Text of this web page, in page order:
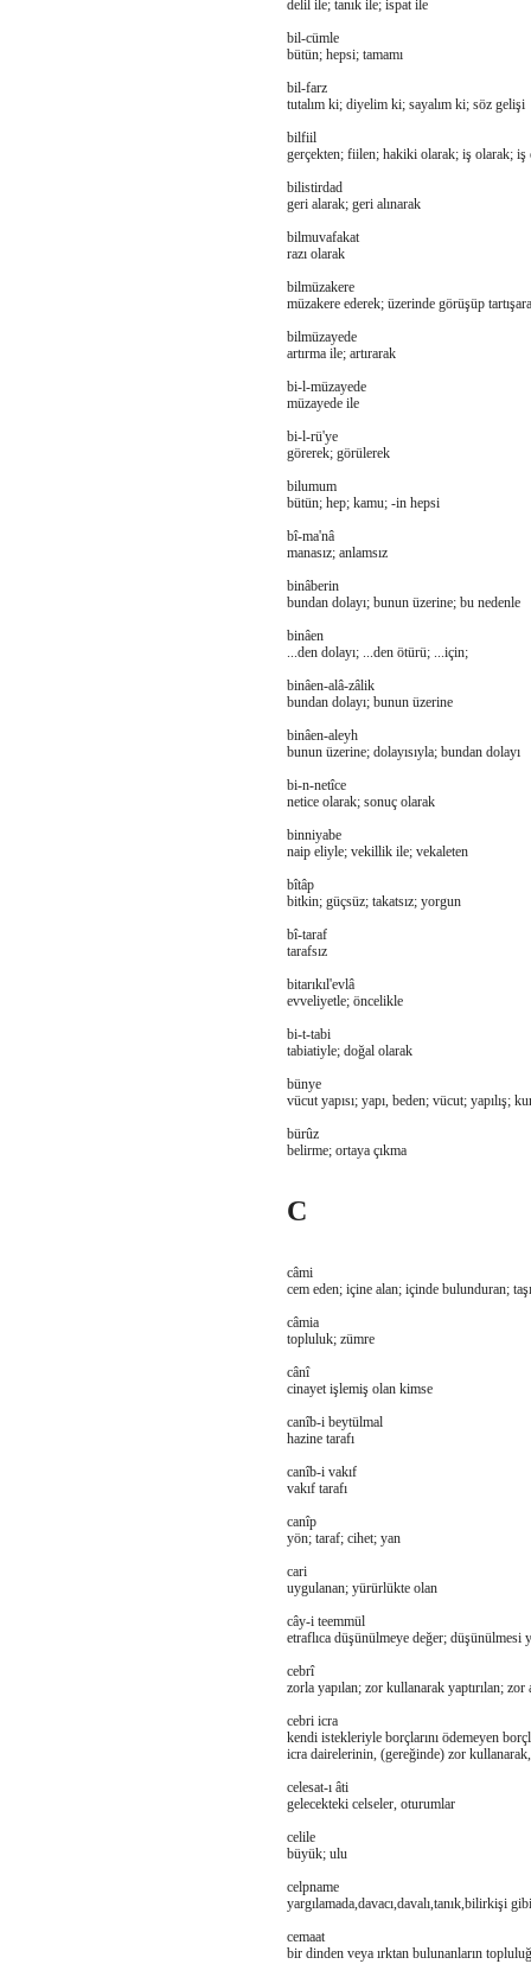
delil ile; tanık ile; ispat ile
bil-cümle
bütün; hepsi; tamamı
bil-farz
tutalım ki; diyelim ki; sayalım ki; söz gelişi
bilfiil
gerçekten; fiilen; hakiki olarak; iş olarak; iş
bilistirdad
geri alarak; geri alınarak
bilmuvafakat
razı olarak
bilmüzakere
müzakere ederek; üzerinde görüşüp
bilmüzayede
artırma ile; artırarak
bi-l-müzayede
müzayede ile
bi-l-rü'ye
görerek; görülerek
bilumum
bütün; hep; kamu; -in hepsi
bî-ma'nâ
manasız; anlamsız
binâberin
bundan dolayı; bunun üzerine; bu nedenle
binâen
...den dolayı; ...den ötürü; ...için;
binâen-alâ-zâlik
bundan dolayı; bunun üzerine
binâen-aleyh
bunun üzerine; dolayısıyla; bundan dolayı
bi-n-netîce
netice olarak; sonuç olarak
binniyabe
naip eliyle; vekillik ile; vekaleten
bîtâp
bitkin; güçsüz; takatsız; yorgun
bî-taraf
tarafsız
bitarıkıl'evlâ
evveliyetle; öncelikle
bi-t-tabi
tabiatiyle; doğal olarak
bünye
vücut yapısı; yapı, beden; vücut; yapılış;
bürûz
belirme; ortaya çıkma
C
câmi
cem eden; içine alan; içinde bulunduran;
câmia
topluluk; zümre
cânî
cinayet işlemiş olan kimse
canîb-i beytülmal
hazine tarafı
canîb-i vakıf
vakıf tarafı
canîp
yön; taraf; cihet; yan
cari
uygulanan; yürürlükte olan
cây-i teemmül
etraflıca düşünülmeye değer; düşünülmesi
cebrî
zorla yapılan; zor kullanarak yaptırılan;
cebri icra
kendi istekleriyle borçlarını ödemeyen
icra dairelerinin, (gereğinde) zor
celesat-ı âti
gelecekteki celseler, oturumlar
celile
büyük; ulu
celpname
yargılamada,davacı,davalı,tanık,bilirkişi
cemaat
bir dinden veya ırktan bulunanların